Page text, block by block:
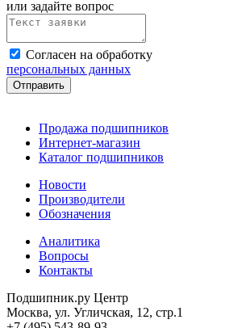
или задайте вопрос
Согласен на обработку
персональных данных
Продажа подшипников
Интернет-магазин
Каталог подшипников
Новости
Производители
Обозначения
Аналитика
Вопросы
Контакты
Подшипник.ру Центр
Москва, ул. Угличская, 12, стр.1